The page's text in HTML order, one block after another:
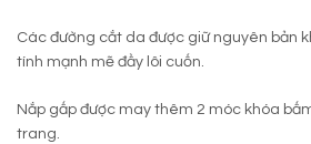
Các đường cắt da được giữ nguyên bản
tính mạnh mẽ đầy lôi cuốn.
Nắp gấp được may thêm 2 móc khóa
trang.